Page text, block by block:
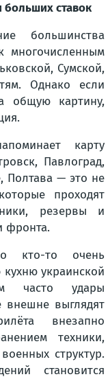
больших ставок
большинства
многочисленным
Сумской,
Однако если
общую картину,
карту
Павлоград,
Полтава — это не
проходят
резервы и
фронта.
кто-то очень
украинской
часто удары
внешне выглядят
внезапно
техники,
структур.
становится